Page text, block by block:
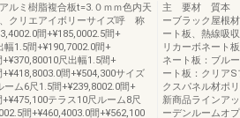
ルミ樹脂複合板t=3.０ｍｍ色内天
クリエアイボリーサイズ呼 称
間+¥185,0002.5間+
幅1.5間+¥190,7002.0間+
尺出幅1.5間+
間+¥504,300サイズ
ム6尺1.5間+¥239,8002.0間+
テラス10尺ルーム8尺
間+¥460,4003.0間+¥562,100
主 要材 質本
ーブラック屋根
ート板、熱線吸
リカーボネート
ネート板：ブル
ート板：クリア
クスパネル材ポ
新商品ラインア
ーデンルームオ